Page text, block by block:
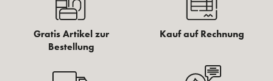
Gratis Artikel zur
Bestellung
Kauf auf Rechnung